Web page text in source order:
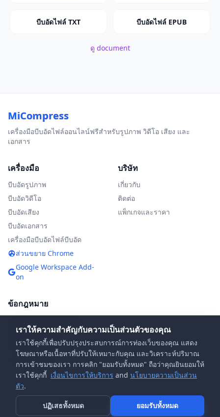
บีบอัดไฟล์ TXT บีบอัดไฟล์ EPUB
ดู document
MiCompress
เครื่องมือบีบอัดไฟล์ออนไลน์ฟรีสำหรับรูปภาพ วิดีโอ เสียง และ
เอกสาร
เครื่องมือ
บีบอัดรูปภาพ
บีบอัดวิดีโอ
บีบอัดเสียง
บีบอัดเอกสาร
เครื่องมือบีบอัดไฟล์บีบอัด
ส่วนขยาย Chrome
Google Workspace Add-
on
บริษัท
เกี่ยวกับ
ติดต่อ
แพ็กเกจและราคา
ข้อกฎหมาย
เงื่อนไขการให้บริการ
นโยบาย DMCA
คำถามที่พบบ่อย
© 2026 MiCompress. สงวนลิขสิทธิ์
เราให้ความสำคัญกับความเป็นส่วนตัวของคุณ
เราใช้คุกกี้เพื่อปรับปรุงประสบการณ์การท่องเว็บของคุณ แสดง
โฆษณาหรือเนื้อหาที่ปรับให้เหมาะกับคุณ และวิเคราะห์ปริมาณ
การเข้าชมของเรา การคลิก "ยอมรับทั้งหมด" ถือว่าคุณยินยอมให้
เราใช้คุกกี้ เงื่อนไขการให้บริการ and นโยบายความเป็นส่วน
ตัว.
ปฏิเสธทั้งหมด ยอมรับทั้งหมด